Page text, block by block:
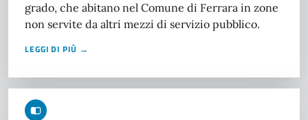
grado, che abitano nel Comune di Ferrara in zone
non servite da altri mezzi di servizio pubblico.
LEGGI DI PIÙ →